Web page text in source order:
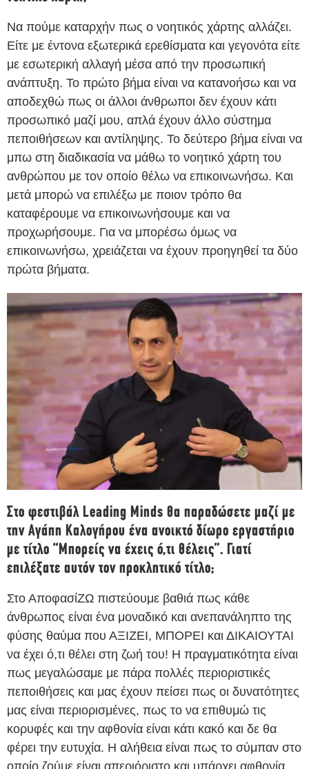
Να πούμε καταρχήν πως ο νοητικός χάρτης αλλάζει.
Είτε με έντονα εξωτερικά ερεθίσματα και γεγονότα είτε
με εσωτερική αλλαγή μέσα από την προσωπική
ανάπτυξη. Το πρώτο βήμα είναι να κατανοήσω και να
αποδεχθώ πως οι άλλοι άνθρωποι δεν έχουν κάτι
προσωπικό μαζί μου, απλά έχουν άλλο σύστημα
πεποιθήσεων και αντίληψης. Το δεύτερο βήμα είναι να
μπω στη διαδικασία να μάθω το νοητικό χάρτη του
ανθρώπου με τον οποίο θέλω να επικοινωνήσω. Και
μετά μπορώ να επιλέξω με ποιον τρόπο θα
καταφέρουμε να επικοινωνήσουμε και να
προχωρήσουμε. Για να μπορέσω όμως να
επικοινωνήσω, χρειάζεται να έχουν προηγηθεί τα δύο
πρώτα βήματα.
Στο φεστιβάλ Leading Minds θα παραδώσετε μαζί με
την Αγάπη Καλογήρου ένα ανοικτό δίωρο εργαστήριο
με τίτλο “Μπορείς να έχεις ό,τι θέλεις”. Γιατί
επιλέξατε αυτόν τον προκλητικό τίτλο;
Στο ΑποφασίΖΩ πιστεύουμε βαθιά πως κάθε
άνθρωπος είναι ένα μοναδικό και ανεπανάληπτο της
φύσης θαύμα που ΑΞΙΖΕΙ, ΜΠΟΡΕΙ και ΔΙΚΑΙΟΥΤΑΙ
να έχει ό,τι θέλει στη ζωή του! Η πραγματικότητα είναι
πως μεγαλώσαμε με πάρα πολλές περιοριστικές
πεποιθήσεις και μας έχουν πείσει πως οι δυνατότητες
μας είναι περιορισμένες, πως το να επιθυμώ τις
κορυφές και την αφθονία είναι κάτι κακό και δε θα
φέρει την ευτυχία. Η αλήθεια είναι πως το σύμπαν στο